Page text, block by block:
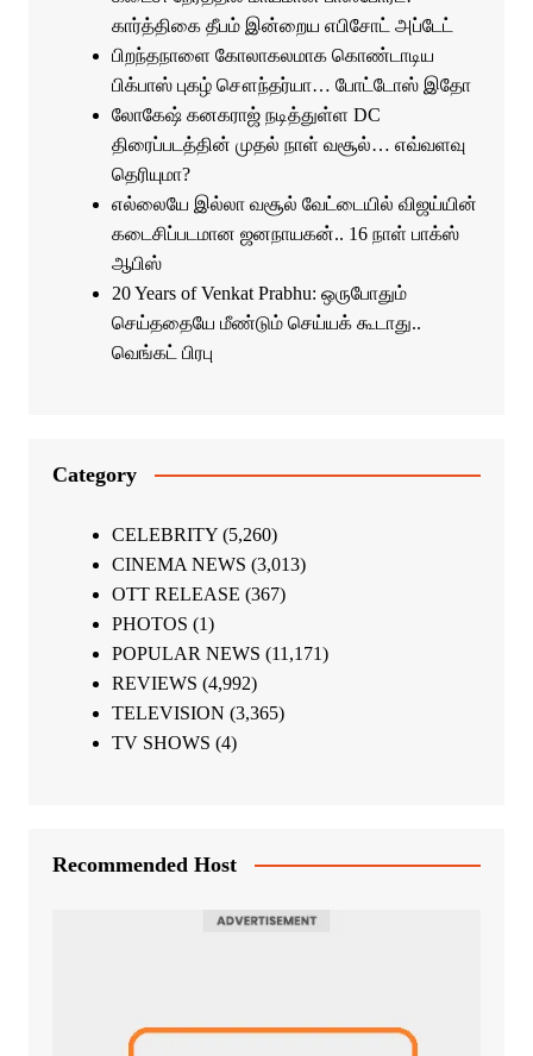
கார்த்திகை தீபம் இன்றைய எபிசோட் அப்டேட்
பிறந்தநாளை கோலாகலமாக கொண்டாடிய
பிக்பாஸ் புகழ் சௌந்தர்யா… போட்டோஸ் இதோ
லோகேஷ் கனகராஜ் நடித்துள்ள DC
திரைப்படத்தின் முதல் நாள் வசூல்… எவ்வளவு
தெரியுமா?
எல்லையே இல்லா வசூல் வேட்டையில் விஜய்யின்
கடைசிப்படமான ஜனநாயகன்.. 16 நாள் பாக்ஸ்
ஆபிஸ்
20 Years of Venkat Prabhu: ஒருபோதும்
செய்ததையே மீண்டும் செய்யக் கூடாது..
வெங்கட் பிரபு
Category
CELEBRITY(5,260)
CINEMA NEWS (3,013)
OTT RELEASE (367)
PHOTOS (1)
POPULAR NEWS (11,171)
REVIEWS (4,992)
TELEVISION (3,365)
TV SHOWS (4)
Recommended Host